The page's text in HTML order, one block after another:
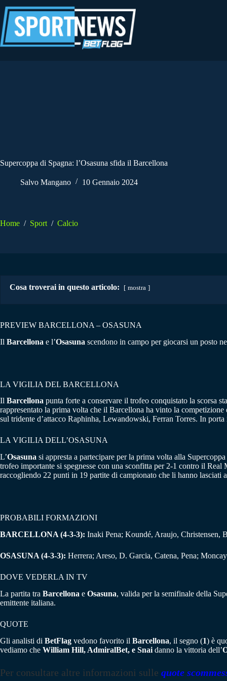
al
contenuto
Supercoppa di Spagna: l’Osasuna sfida il Barcellona
Salvo Mangano 10 Gennaio 2024
Home / Sport / Calcio
Cosa troverai in questo articolo: mostra
PREVIEW BARCELLONA – OSASUNA
Il Barcellona e l’Osasuna scendono in campo per giocarsi un posto
LA VIGILIA DEL BARCELLONA
Il Barcellona punta forte a conservare il trofeo conquistato la scorsa
rappresentato la prima volta che il Barcellona ha vinto la
sul tridente d’attacco Raphinha, Lewandowski, Ferran Torres. In
LA VIGILIA DELL’OSASUNA
L’Osasuna si appresta a partecipare per la prima volta alla
trofeo importante si spegnesse con una sconfitta per 2-1 contro il
raccogliendo 22 punti in 19 partite di campionato che li hanno
PROBABILI FORMAZIONI
BARCELLONA (4-3-3): Inaki Pena; Koundé, Araujo, Christensen,
OSASUNA (4-3-3): Herrera; Areso, D. Garcia, Catena, Pena;
DOVE VEDERLA IN TV
La partita tra Barcellona e Osasuna, valida per la semifinale della
emittente italiana.
QUOTE
Gli analisti di BetFlag vedono favorito il Barcellona, il segno (1) è
vediamo che William Hill, AdmiralBet, e Snai danno la vittoria dell’
Per consultare altre informazioni sulle quote